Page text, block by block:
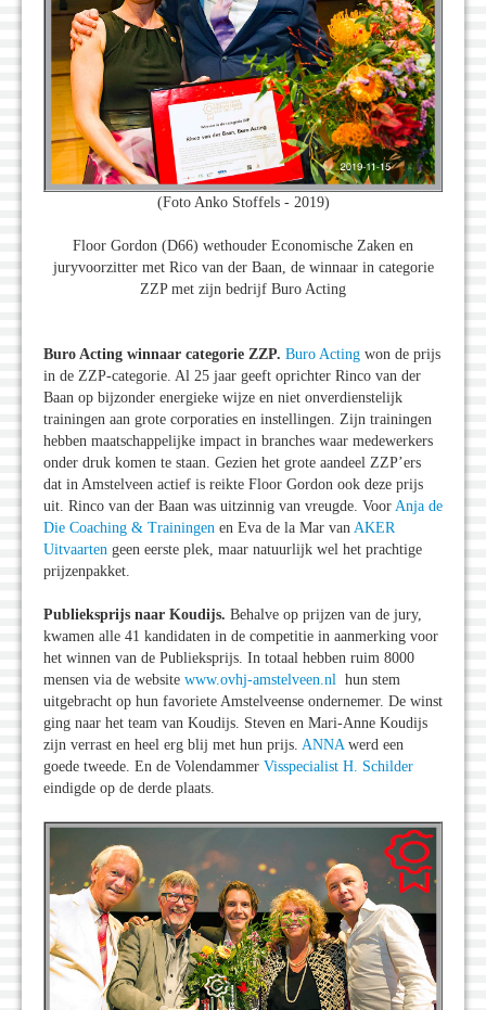
(Foto Anko Stoffels - 2019)
Floor Gordon (D66) wethouder Economische Zaken en
juryvoorzitter met Rico van der Baan, de winnaar in categorie
ZZP met zijn bedrijf Buro Acting
Buro Acting winnaar categorie ZZP. Buro Acting won de prijs
in de ZZP-categorie. Al 25 jaar geeft oprichter Rinco van der
Baan op bijzonder energieke wijze en niet onverdienstelijk
trainingen aan grote corporaties en instellingen. Zijn trainingen
hebben maatschappelijke impact in branches waar medewerkers
onder druk komen te staan. Gezien het grote aandeel ZZP’ers
dat in Amstelveen actief is reikte Floor Gordon ook deze prijs
uit. Rinco van der Baan was uitzinnig van vreugde. Voor Anja de
Die Coaching & Trainingen en Eva de la Mar van AKER
Uitvaarten geen eerste plek, maar natuurlijk wel het prachtige
prijzenpakket.
Publieksprijs naar Koudijs. Behalve op prijzen van de jury,
kwamen alle 41 kandidaten in de competitie in aanmerking voor
het winnen van de Publieksprijs. In totaal hebben ruim 8000
mensen via de website www.ovhj-amstelveen.nl hun stem
uitgebracht op hun favoriete Amstelveense ondernemer. De winst
ging naar het team van Koudijs. Steven en Mari-Anne Koudijs
zijn verrast en heel erg blij met hun prijs. ANNA werd een
goede tweede. En de Volendammer Visspecialist H. Schilder
eindigde op de derde plaats.